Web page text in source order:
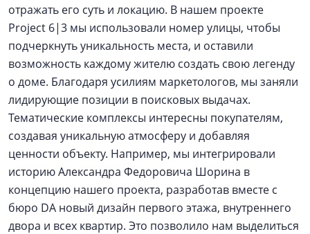
отражать его суть и локацию. В нашем проекте
Project 6|3 мы использовали номер улицы, чтобы
подчеркнуть уникальность места, и оставили
возможность каждому жителю создать свою легенду
о доме. Благодаря усилиям маркетологов, мы заняли
лидирующие позиции в поисковых выдачах.
Тематические комплексы интересны покупателям,
создавая уникальную атмосферу и добавляя
ценности объекту. Например, мы интегрировали
историю Александра Федоровича Шорина в
концепцию нашего проекта, разработав вместе с
бюро DA новый дизайн первого этажа, внутреннего
двора и всех квартир. Это позволило нам выделиться